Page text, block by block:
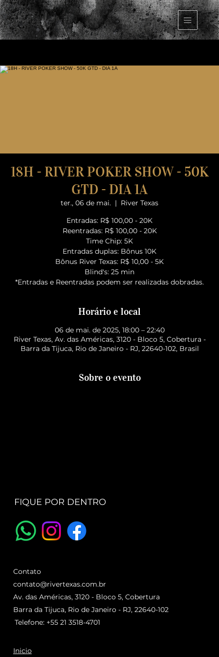
18H - RIVER POKER SHOW - 50K
GTD - DIA 1A
ter., 06 de mai.
  |
River Texas
Entradas: R$ 100,00 - 20K
Reentradas: R$ 100,00 - 20K
Time Chip: 5K
Entradas duplas: Bônus 10K
Bônus River Texas: R$ 10,00 - 5K
Blind's: 25 min
*Entradas e Reentradas podem ser realizadas dobradas.
Horário e local
06 de mai. de 2025, 18:00 – 22:40
River Texas, Av. das Américas, 3120 - Bloco 5, Cobertura -
Barra da Tijuca, Rio de Janeiro - RJ, 22640-102, Brasil
Sobre o evento
FIQUE POR DENTRO
Inicio
Contato
contato@rivertexas.com.br
Telefone: +55 21 3518-4701
Av. das Américas, 3120 - Bloco 5, Cobertura
Barra da Tijuca, Rio de Janeiro - RJ, 22640-102